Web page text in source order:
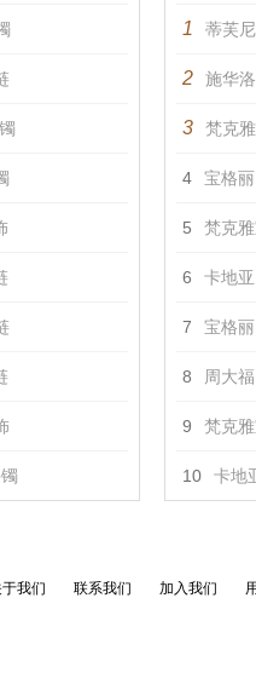
1 蒂芙
2 施华
3 梵克
4 宝格
5 梵克
6 卡地
7 宝格
8 周大
9 梵克
10 卡地
于我们 联系我们 加入我们